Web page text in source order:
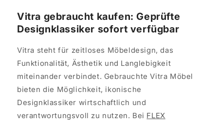
Vitra gebraucht kaufen: Geprüfte
Designklassiker sofort verfügbar
Vitra steht für zeitloses Möbeldesign, das
Funktionalität, Ästhetik und Langlebigkeit
miteinander verbindet. Gebrauchte Vitra Möbel
bieten die Möglichkeit, ikonische
Designklassiker wirtschaftlich und
verantwortungsvoll zu nutzen. Bei FLEX